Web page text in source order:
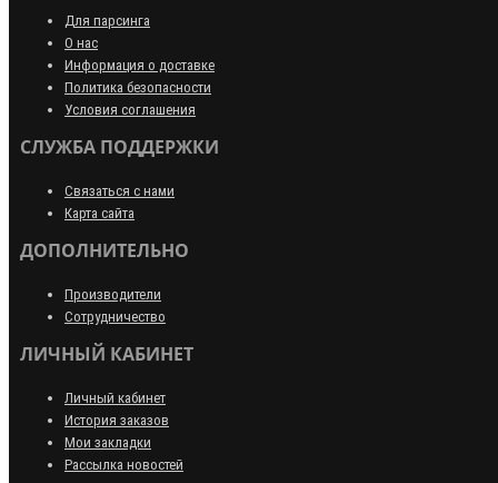
Для парсинга
О нас
Информация о доставке
Политика безопасности
Условия соглашения
СЛУЖБА ПОДДЕРЖКИ
Связаться с нами
Карта сайта
ДОПОЛНИТЕЛЬНО
Производители
Сотрудничество
ЛИЧНЫЙ КАБИНЕТ
Личный кабинет
История заказов
Мои закладки
Рассылка новостей